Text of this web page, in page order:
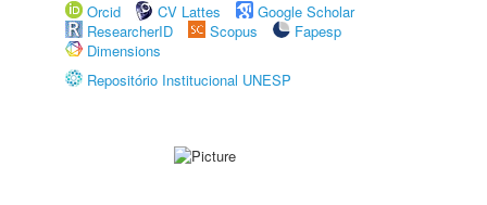
Orcid
CV Lattes
Google Scholar
ResearcherID
Scopus
Fapesp
Dimensions
Repositório Institucional UNESP